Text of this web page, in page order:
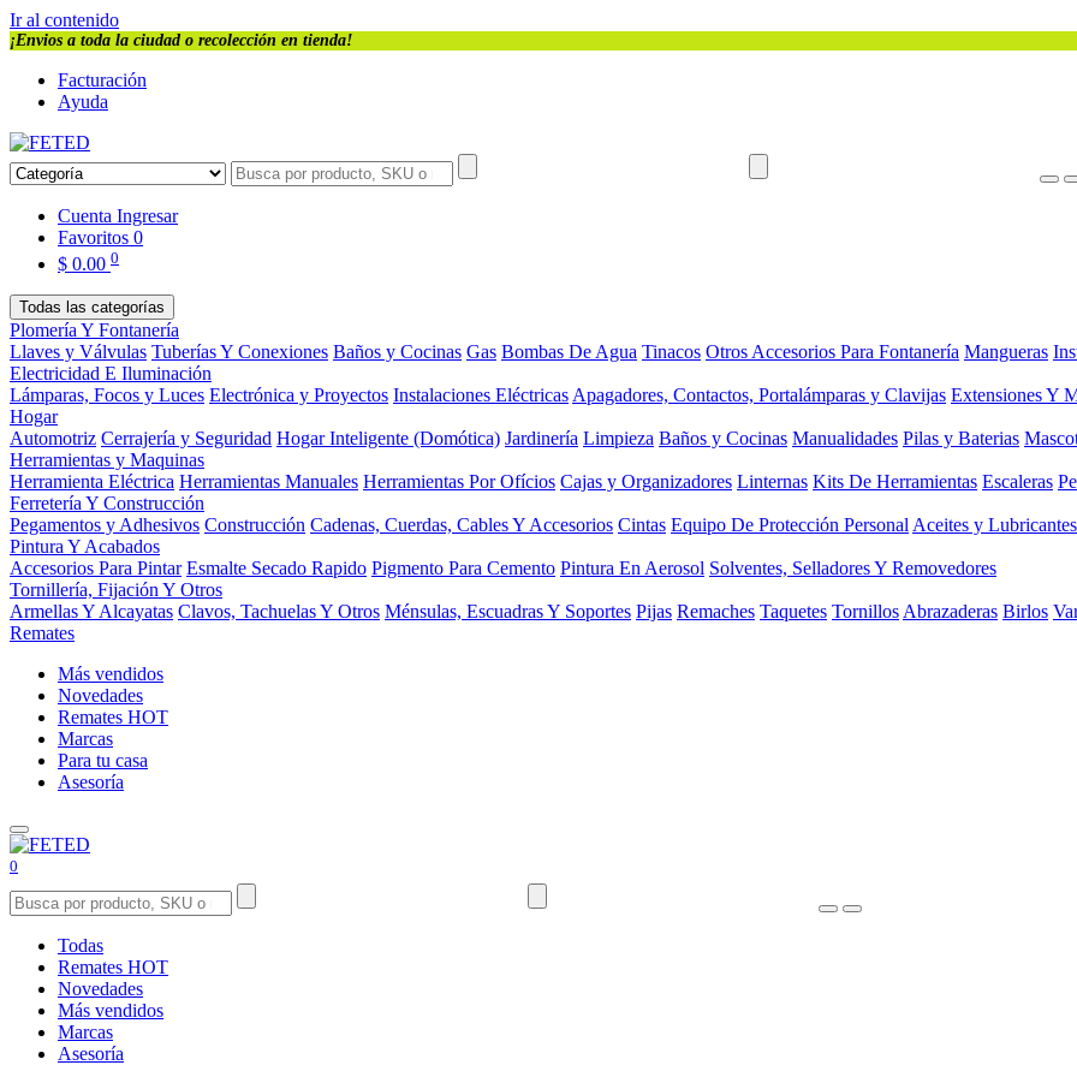
Ir al contenido
¡Envios a toda la ciudad o recolección en tienda!
Facturación
Ayuda
Cuenta Ingresar
Favoritos 0
$ 0.00 0
Todas las categorías
Plomería Y Fontanería
Llaves y Válvulas Tuberías Y Conexiones Baños y Cocinas Gas Bombas De Agua Tinacos Otros Accesorios Para Fontanería Mangueras
Electricidad E Iluminación
Lámparas, Focos y Luces Electrónica y Proyectos Instalaciones Eléctricas Apagadores, Contactos, Portalámparas y Clavijas Extensiones Y
Hogar
Automotriz Cerrajería y Seguridad Hogar Inteligente (Domótica) Jardinería Limpieza Baños y Cocinas Manualidades Pilas y Baterias
Herramientas y Maquinas
Herramienta Eléctrica Herramientas Manuales Herramientas Por Ofícios Cajas y Organizadores Linternas Kits De Herramientas Escaleras
Ferretería Y Construcción
Pegamentos y Adhesivos Construcción Cadenas, Cuerdas, Cables Y Accesorios Cintas Equipo De Protección Personal Aceites y Lubricantes
Pintura Y Acabados
Accesorios Para Pintar Esmalte Secado Rapido Pigmento Para Cemento Pintura En Aerosol Solventes, Selladores Y Removedores
Tornillería, Fijación Y Otros
Armellas Y Alcayatas Clavos, Tachuelas Y Otros Ménsulas, Escuadras Y Soportes Pijas Remaches Taquetes Tornillos Abrazaderas Birlos
Remates
Más vendidos
Novedades
Remates HOT
Marcas
Para tu casa
Asesoría
0
Todas
Remates HOT
Novedades
Más vendidos
Marcas
Asesoría